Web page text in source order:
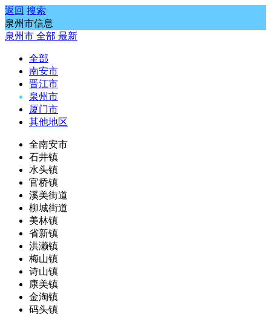
返回 搜索
泉州市信息
泉州市 全部 最新
全部
南安市
晋江市
泉州市
厦门市
其他地区
全南安市
石井镇
水头镇
官桥镇
溪美街道
柳城街道
美林镇
省新镇
洪濑镇
梅山镇
诗山镇
康美镇
金淘镇
码头镇